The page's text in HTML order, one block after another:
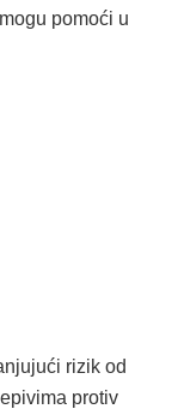
pomoći u
rizik od
protiv